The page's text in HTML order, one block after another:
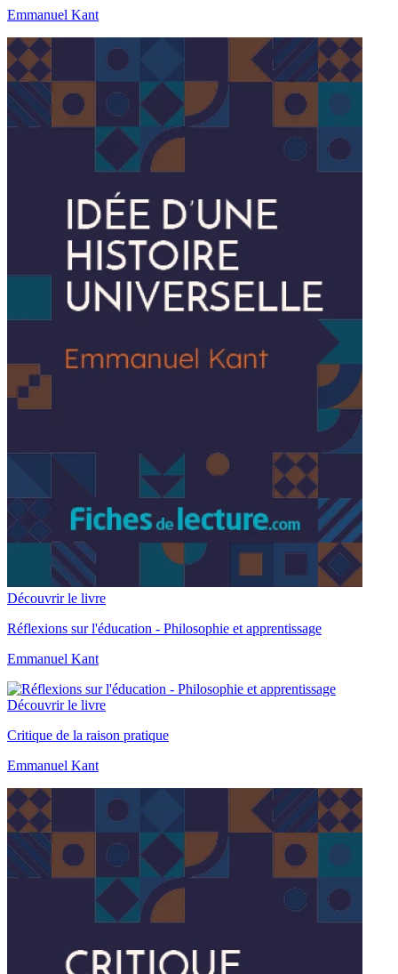
Emmanuel Kant
Découvrir le livre
Réflexions sur l'éducation - Philosophie et apprentissage
Emmanuel Kant
Découvrir le livre
Critique de la raison pratique
Emmanuel Kant